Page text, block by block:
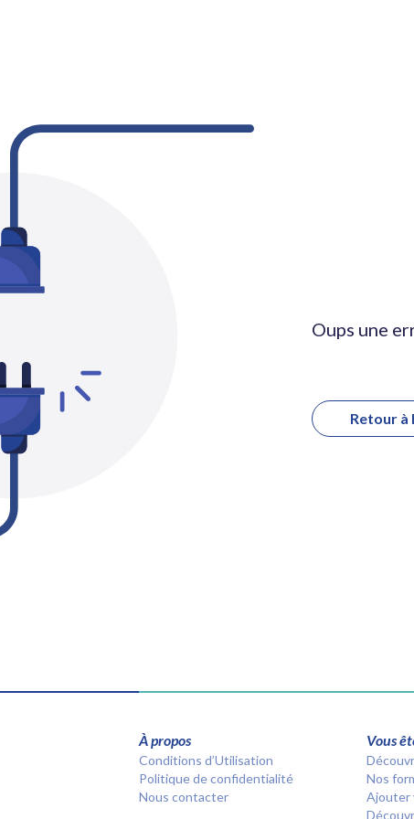
Oups une
Retour à
À propos
Conditions d’Utilisation
Politique de confidentialité
Nous contacter
Vous
Nos
Ajouter